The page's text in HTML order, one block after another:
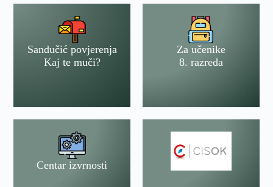
Sandučić povjerenja
Kaj te muči?
Za učenike
8. razreda
Centar izvrnosti